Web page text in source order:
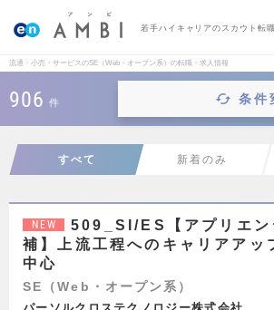
若手ハイキャリアのスカウト転職
流通・小売・サービスのSE（Web・オープン系）の転職・求人情報
906 件 条件
すべて 新着のみ
NEW
509_SI/ES【アプリエン
補】上流工程へのキャリアアッ
中心
SE（Web・オープン系）